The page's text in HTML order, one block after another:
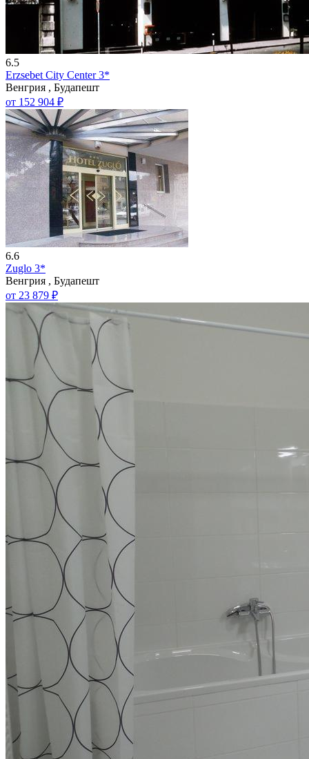
6.5
Erzsebet City Center 3*
Венгрия , Будапешт
от 152 904 ₽
6.6
Zuglo 3*
Венгрия , Будапешт
от 23 879 ₽